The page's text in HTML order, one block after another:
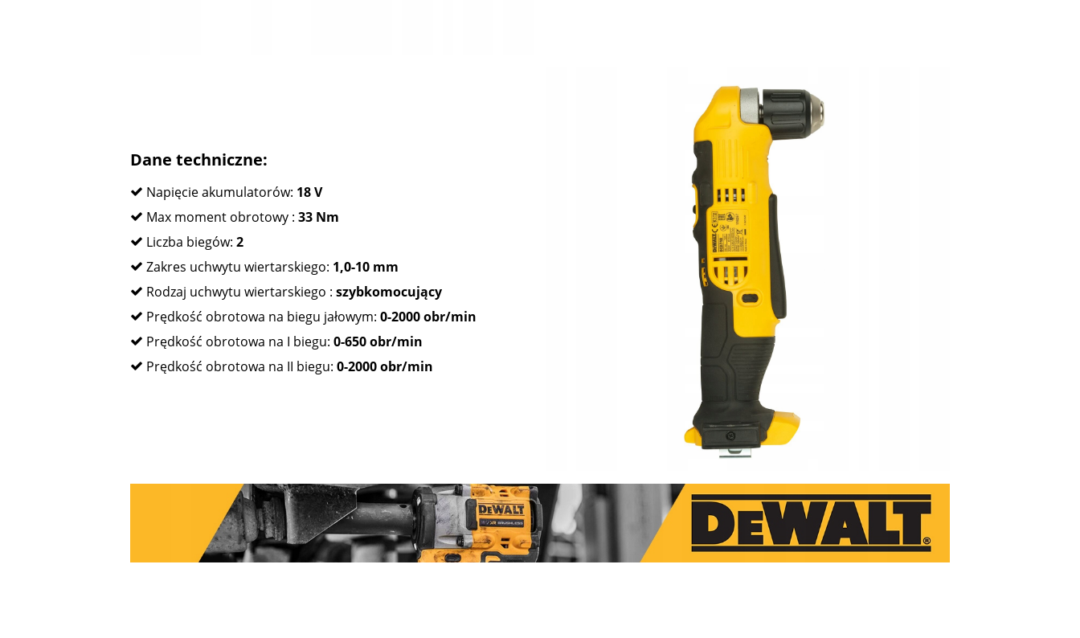
Dane techniczne:
Napięcie akumulatorów: 18 V
Max moment obrotowy : 33 Nm
Liczba biegów: 2
Zakres uchwytu wiertarskiego: 1,0-10 mm
Rodzaj uchwytu wiertarskiego : szybkomocujący
Prędkość obrotowa na biegu jałowym: 0-2000 obr/min
Prędkość obrotowa na I biegu: 0-650 obr/min
Prędkość obrotowa na II biegu: 0-2000 obr/min